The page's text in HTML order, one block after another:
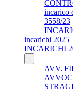
incarico
3558/23
incarichi 2025
INCARICHI
AVV.